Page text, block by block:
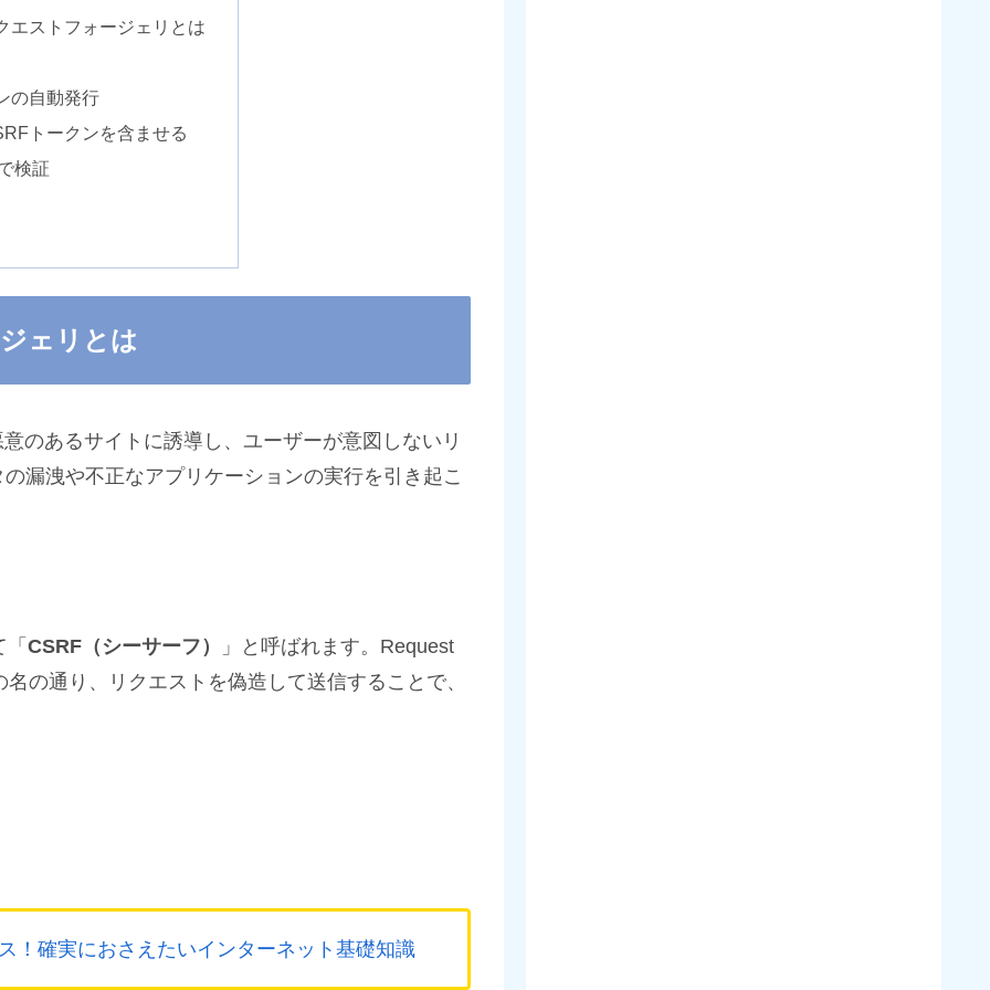
エストフォージェリとは
の自動発行
トークンを含ませる
検証
ェリとは
のあるサイトに誘導し、ユーザーが意図しないリ
漏洩や不正なアプリケーションの実行を引き起こ
CSRF（シーサーフ）
」と呼ばれます。Request
の通り、リクエストを偽造して送信することで、
！確実におさえたいインターネット基礎知識